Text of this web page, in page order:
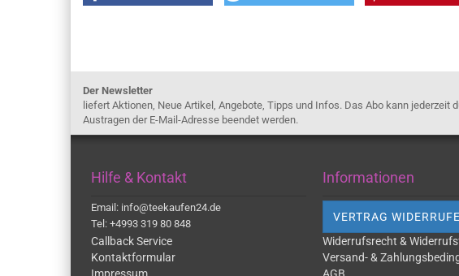
Der Newsletter
liefert Aktionen, Neue Artikel, Angebote, Tipps und Infos. Das Abo kann jederzeit
Austragen der E-Mail-Adresse beendet werden.
Hilfe & Kontakt
Email: info@teekaufen24.de
Tel: +4993 319 80 848
Callback Service
Kontaktformular
Informationen
VERTRAG
Widerrufsrecht &
Versand- &